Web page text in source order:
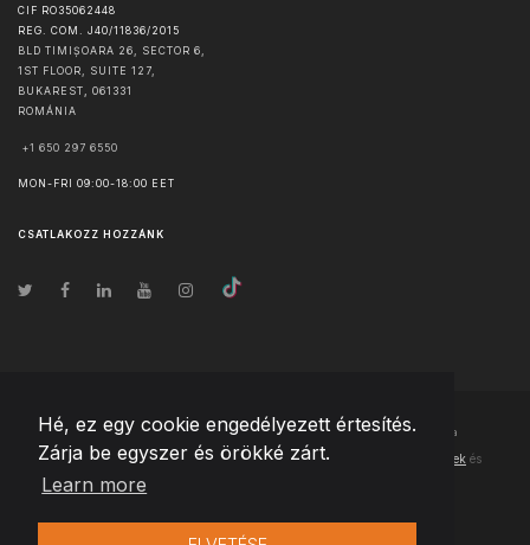
Hé, ez egy cookie engedélyezett értesítés.
Zárja be egyszer és örökké zárt.
Learn more
CIF RO35062448
REG. COM. J40/11836/2015
BLD TIMIȘOARA 26, SECTOR 6,
1ST FLOOR, SUITE 127,
BUKAREST
061331
ROMÁNIA
+1 650 297 6550
MON-FRI 09:00-18:00 EET
CSATLAKOZZ HOZZÁNK
© Szerzői jog2026 Team Extension Hungary- Minden jog fenntartva
Changelog ● Ezen webhely használatával elfogadja Használati feltételek és